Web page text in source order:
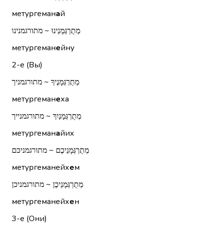
метургеманай
מְתֻרְגְּמָנֵינוּ ~ מתורגמנינו
метургеманейну
2-е (Вы)
מְתֻרְגְּמָנֶיךָ ~ מתורגמניך
метургеманеха
מְתֻרְגְּמָנַיִךְ ~ מתורגמנייך
метургеманайих
מְתֻרְגְּמָנֵיכֶם ~ מתורגמניכם
метургеманейхем
מְתֻרְגְּמָנֵיכֶן ~ מתורגמניכן
метургеманейхен
3-е (Они)